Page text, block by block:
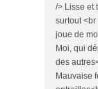
/> Lisse et
surtout
joue de
Moi, qui
des
Mauvaise